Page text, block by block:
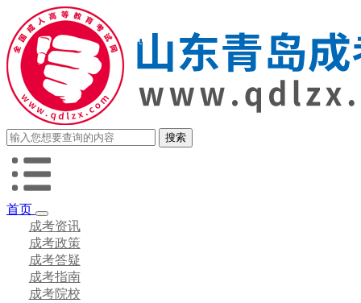
首页
成考资讯
成考政策
成考答疑
成考指南
成考院校